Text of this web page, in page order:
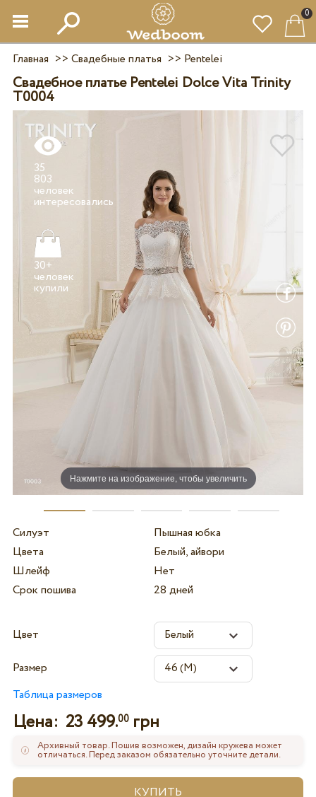
0
Главная >> Свадебные платья >> Pentelei
Свадебное платье Pentelei Dolce Vita Trinity
T0004
Нажмите на изображение, чтобы увеличить
35
803
человек
30+
человек
Силуэт
Пышная юбка
Цвета
Белый, айвори
Шлейф
Нет
Срок пошива
28 дней
Цвет
Размер
Таблица размеров
Цена: 23 499.00грн
Архивный товар. Пошив возможен, дизайн кружева может
отличаться. Перед заказом обязательно уточните детали.